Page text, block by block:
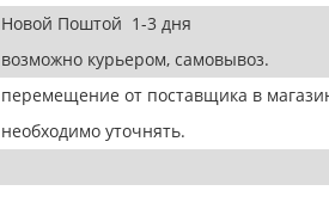
Новой Поштой 1-3 дня
возможно курьером, самовывоз.
перемещение от поставщика в
необходимо уточнять.